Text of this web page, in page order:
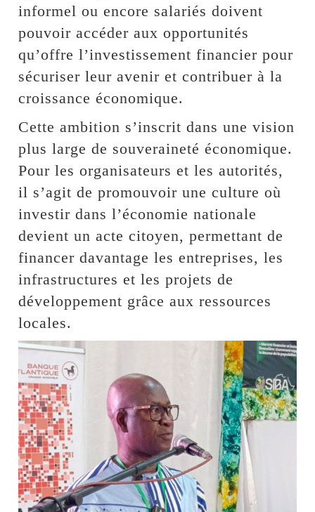
informel ou encore salariés doivent
pouvoir accéder aux opportunités
qu’offre l’investissement financier pour
sécuriser leur avenir et contribuer à la
croissance économique.
Cette ambition s’inscrit dans une vision
plus large de souveraineté économique.
Pour les organisateurs et les autorités,
il s’agit de promouvoir une culture où
investir dans l’économie nationale
devient un acte citoyen, permettant de
financer davantage les entreprises, les
infrastructures et les projets de
développement grâce aux ressources
locales.